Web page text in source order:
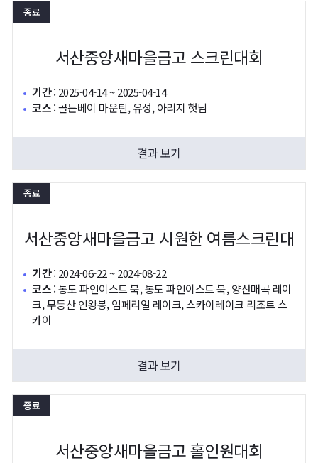
종료
서산중앙새마을금고 스크린대회
기간: 2025-04-14 ~ 2025-04-14
코스:골든베이 마운틴, 유성, 아리지 햇님
결과 보기
종료
서산중앙새마을금고 시원한 여름스크린대
기간: 2024-06-22 ~ 2024-08-22
코스:통도 파인이스트 북, 통도 파인이스트 북, 양산매곡 레이
크, 무등산 인왕봉, 임페리얼 레이크, 스카이레이크 리조트 스
카이
결과 보기
종료
서산중앙새마을금고 홀인원대회